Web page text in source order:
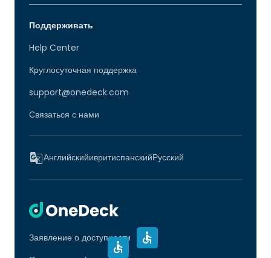
Поддерживать
Help Center
Круглосуточная поддержка
support@onedeck.com
Связаться с нами
АнглийскийивритиспанскийРусский
Заявление о доступности